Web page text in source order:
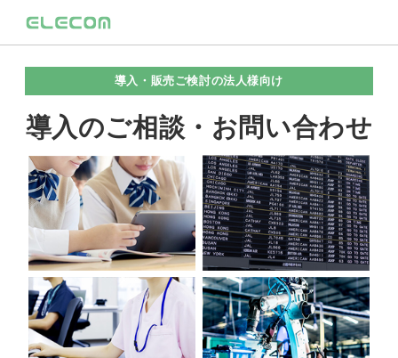
導入・販売ご検討の法人様向け
導入のご相談・お問い合わせ